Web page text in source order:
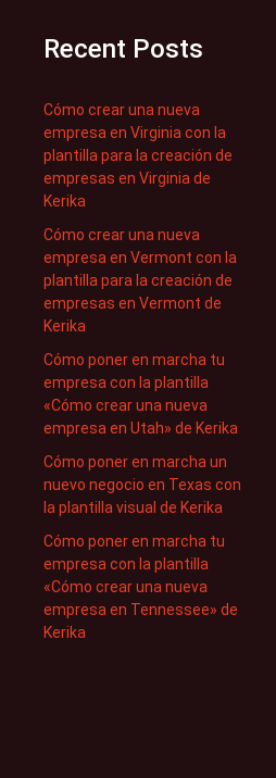
Recent Posts
Cómo crear una nueva
empresa en Virginia con la
plantilla para la creación de
empresas en Virginia de
Kerika
Cómo crear una nueva
empresa en Vermont con la
plantilla para la creación de
empresas en Vermont de
Kerika
Cómo poner en marcha tu
empresa con la plantilla
«Cómo crear una nueva
empresa en Utah» de Kerika
Cómo poner en marcha un
nuevo negocio en Texas con
la plantilla visual de Kerika
Cómo poner en marcha tu
empresa con la plantilla
«Cómo crear una nueva
empresa en Tennessee» de
Kerika